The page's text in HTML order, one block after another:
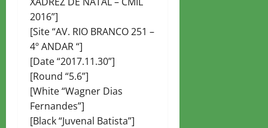
2016”]
[Site “AV. RIO BRANCO 251 –
4º ANDAR “]
[Date “2017.11.30”]
[Round “5.6”]
[White “Wagner Dias
Fernandes”]
[Black “Juvenal Batista”]